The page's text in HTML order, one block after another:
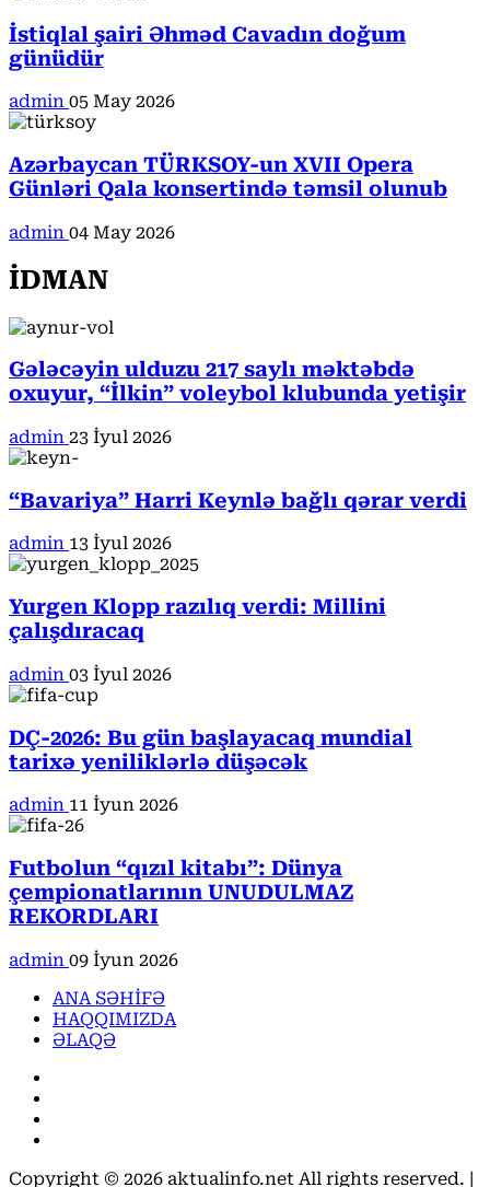
İstiqlal şairi Əhməd Cavadın doğum
günüdür
admin 05 May 2026
Azərbaycan TÜRKSOY-un XVII Opera
Günləri Qala konsertində təmsil olunub
admin 04 May 2026
İDMAN
Gələcəyin ulduzu 217 saylı məktəbdə
oxuyur, “İlkin” voleybol klubunda yetişir
admin 23 İyul 2026
“Bavariya” Harri Keynlə bağlı qərar verdi
admin 13 İyul 2026
Yurgen Klopp razılıq verdi: Millini
çalışdıracaq
admin 03 İyul 2026
DÇ-2026: Bu gün başlayacaq mundial
tarixə yeniliklərlə düşəcək
admin 11 İyun 2026
Futbolun “qızıl kitabı”: Dünya
çempionatlarının UNUDULMAZ
REKORDLARI
admin 09 İyun 2026
ANA SƏHİFƏ
HAQQIMIZDA
ƏLAQƏ
Copyright © 2026 aktualinfo.net All rights reserved. |